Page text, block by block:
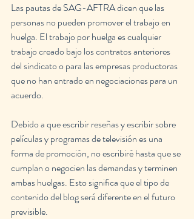
Las pautas de SAG-AFTRA dicen que las
personas no pueden promover el trabajo en
huelga. El trabajo por huelga es cualquier
trabajo creado bajo los contratos anteriores
del sindicato o para las empresas productoras
que no han entrado en negociaciones para un
acuerdo.
Debido a que escribir reseñas y escribir sobre
películas y programas de televisión es una
forma de promoción, no escribiré hasta que se
cumplan o negocien las demandas y terminen
ambas huelgas. Esto significa que el tipo de
contenido del blog será diferente en el futuro
previsible.